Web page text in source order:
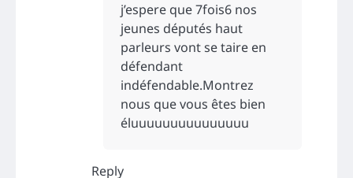
j’espere que 7fois6 nos
jeunes députés haut
parleurs vont se taire en
défendant
indéfendable.Montrez
nous que vous êtes bien
éluuuuuuuuuuuuuuu
Reply